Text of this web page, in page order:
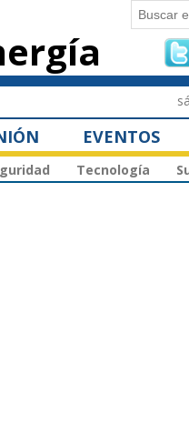
Buscar
EVENTOS
Tecnología